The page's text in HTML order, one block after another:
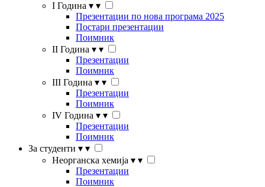
I Година ▾ ▾
Презентации по нова програма 2025
Постари презентации
Поимник
II Година ▾ ▾
Презентации
Поимник
III Година ▾ ▾
Презентации
Поимник
IV Година ▾ ▾
Презентации
Поимник
За студенти ▾ ▾
Неорганска хемија ▾ ▾
Презентации
Поимник